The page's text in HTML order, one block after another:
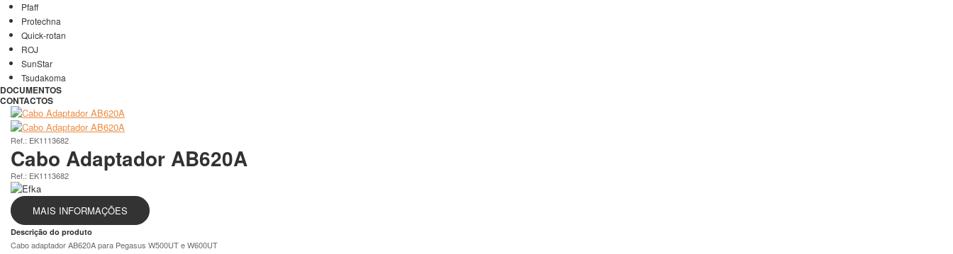
Pfaff
Protechna
Quick-rotan
ROJ
SunStar
Tsudakoma
DOCUMENTOS
CONTACTOS
Ref.: EK1113682
Cabo Adaptador AB620A
Ref.: EK1113682
MAIS INFORMAÇÕES
Descrição do produto
Cabo adaptador AB620A para Pegasus W500UT e W600UT